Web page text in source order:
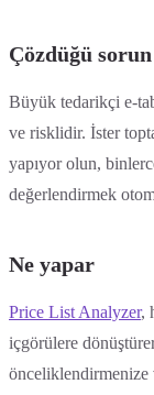
Çözdüğü sorun
Büyük tedarikçi e-
ve risklidir. İster
yapıyor olun,
değerlendirmek
Ne yapar
Price List Analyzer,
içgörülere
önceliklendirmenize